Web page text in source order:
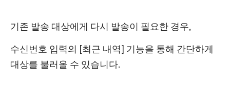
기존 발송 대상에게 다시 발송이 필요한 경우,
수신번호 입력의 [최근 내역] 기능을 통해 간단하게
대상를 불러올 수 있습니다.